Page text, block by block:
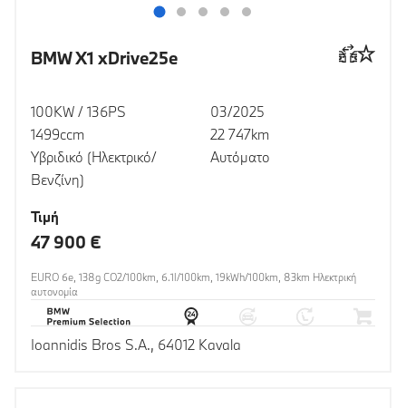
BMW X1 xDrive25e
100KW / 136PS
1499ccm
Υβριδικό (Ηλεκτρικό/
Βενζίνη)
03/2025
22 747km
Αυτόματο
Τιμή
47 900 €
EURO 6e, 138g CO2/100km, 6.1l/100km, 19kWh/100km, 83km Ηλεκτρική
αυτονομία
Ioannidis Bros S.A., 64012 Kavala